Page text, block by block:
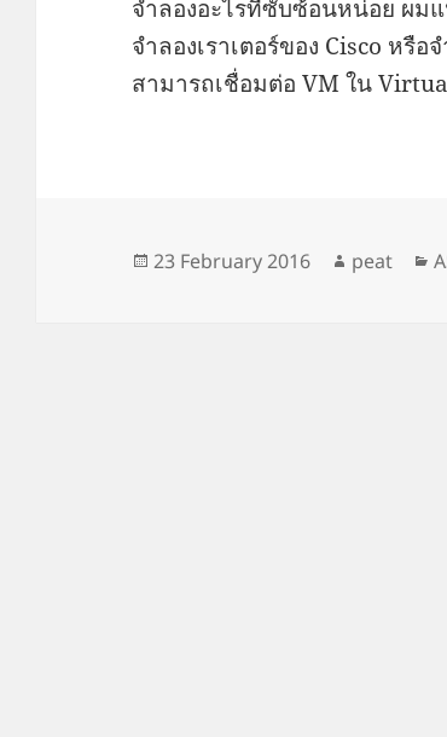
จำลองอะไรที่ซับซ้อนหน่อย ผม
จำลองเราเตอร์ของ Cisco หรื
สามารถเชื่อมต่อ VM ใน
Posted
23 February 2016 Author
peat